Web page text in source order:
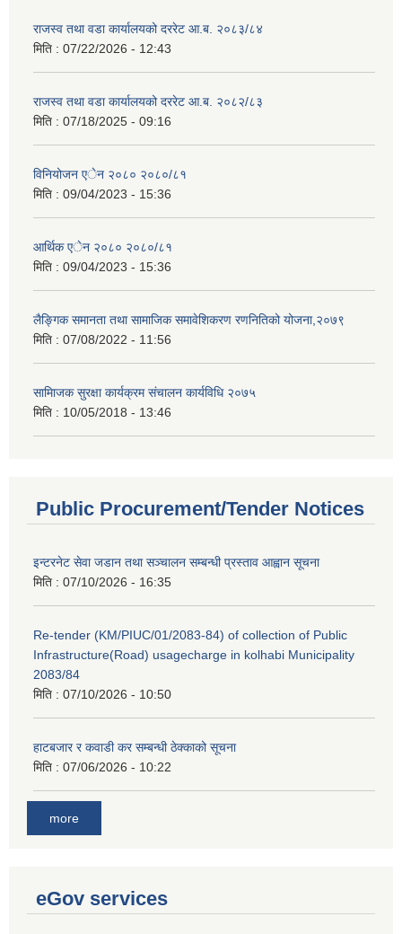
राजस्व तथा वडा कार्यालयको दररेट आ.ब. २०८३/८४
मिति : 07/22/2026 - 12:43
राजस्व तथा वडा कार्यालयको दररेट आ.ब. २०८२/८३
मिति : 07/18/2025 - 09:16
विनियोजन एेन २०८० २०८०/८१
मिति : 09/04/2023 - 15:36
आर्थिक एेन २०८० २०८०/८१
मिति : 09/04/2023 - 15:36
लैङ्गिक समानता तथा सामाजिक समावेशिकरण रणनितिको योजना,२०७९
मिति : 07/08/2022 - 11:56
सामािजक सुरक्षा कार्यक्रम संचालन कार्यविधि २०७५
मिति : 10/05/2018 - 13:46
Public Procurement/Tender Notices
इन्टरनेट सेवा जडान तथा सञ्चालन सम्बन्धी प्रस्ताव आह्वान सूचना
मिति : 07/10/2026 - 16:35
Re-tender (KM/PIUC/01/2083-84) of collection of Public
Infrastructure(Road) usagecharge in kolhabi Municipality
2083/84
मिति : 07/10/2026 - 10:50
हाटबजार र कवाडी कर सम्बन्धी ठेक्काको सूचना
मिति : 07/06/2026 - 10:22
more
eGov services